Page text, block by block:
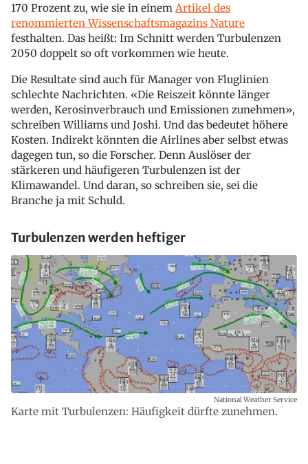
170 Prozent zu, wie sie in einem Artikel des
renommierten Wissenschaftsmagazins Nature
festhalten. Das heißt: Im Schnitt werden Turbulenzen
2050 doppelt so oft vorkommen wie heute.
Die Resultate sind auch für Manager von Fluglinien
schlechte Nachrichten. «Die Reiszeit könnte länger
werden, Kerosinverbrauch und Emissionen zunehmen»,
schreiben Williams und Joshi. Und das bedeutet höhere
Kosten. Indirekt könnten die Airlines aber selbst etwas
dagegen tun, so die Forscher. Denn Auslöser der
stärkeren und häufigeren Turbulenzen ist der
Klimawandel. Und daran, so schreiben sie, sei die
Branche ja mit Schuld.
Turbulenzen werden heftiger
Karte mit Turbulenzen: Häufigkeit dürfte zunehmen.
National Weather Service